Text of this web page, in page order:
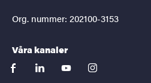
Org. nummer: 202100-3153
Våra kanaler
facebooklinkedinyoutubeinstagram